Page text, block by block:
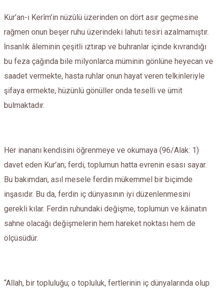
Kur’an-ı Kerîm’in nüzûlü üzerinden on dört asır geçmesine
rağmen onun beşer ruhu üzerindeki lahuti tesiri azalmamıştır.
İnsanlık âleminin çeşitli ıztırap ve buhranlar içinde kıvrandığı
bu feza çağında bile milyonlarca müminin gönlüne heyecan ve
saadet vermekte, hasta ruhlar onun hayat veren telkinleriyle
şifaya ermekte, hüzünlü gönüller onda teselli ve ümit
bulmaktadır.
Her inananı kendisini öğrenmeye ve okumaya (96/Alak: 1)
davet eden Kur’an; ferdi, toplumun hatta evrenin esası sayar.
Bu bakımdan, asıl mesele ferdin mükemmel bir biçimde
inşasıdır. Bu da, ferdin iç dünyasının iyi düzenlenmesini
gerekli kılar. Ferdin ruhundaki değişme, toplumun ve kâinatın
sahne olacağı değişmelerin hem hareket noktası hem de
ölçüsüdür.
“Allah, bir topluluğu; o topluluk, fertlerinin iç dünyalarında olup